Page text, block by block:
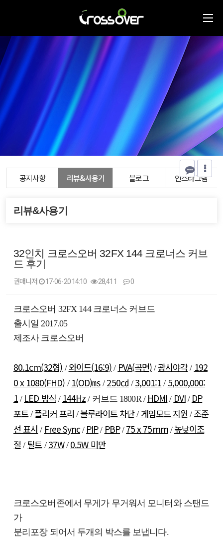
공지사항 리뷰&사용기 블로그 인스타그램
리뷰&사용기
32인치 크로스오버 32FX 144 크로너스 커브
드 후기
권매니저 17-06-20 14:10 28,411 0
본문
크로스오버 32FX 144 크로너스 커브드
출시일 2017.05
제조사 크로스오버
80.1cm(32형) / 와이드(16:9) / PVA(곡면)/광시야각/ 192
0 x 1080(FHD) / 1(OD)㎳ / 250㏅ / 3,001:1 / 5,000,000:
1 / LED 방식 / 144Hz / 커브드 1800R / HDMI / DVI / DP
포트/플리커 프리 /블루라이트 차단/ 게임모드 지원 / 조준
선 표시 / Free Sync/ PIP/ PBP/ 75 x 75mm/ 높낮이조
절 / 틸트/ 37W/ 0.5W 미만
크로스오버존에서 무게가 무거워서 모니터와 스탠드
가
분리포장 되어서 두개의 박스를 보냅니다.